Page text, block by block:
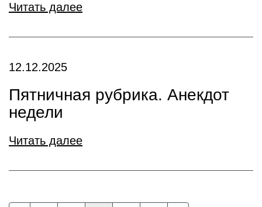
Читать далее
12.12.2025
Пятничная рубрика. Анекдот
недели
Читать далее